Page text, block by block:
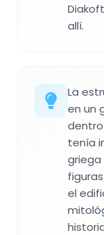
allí.
La
en un
dentro
tenía
el